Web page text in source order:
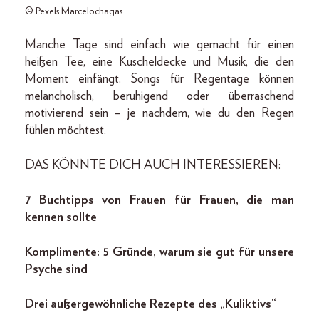
© Pexels Marcelochagas
Manche Tage sind einfach wie gemacht für einen
heißen Tee, eine Kuscheldecke und Musik, die den
Moment einfängt. Songs für Regentage können
melancholisch, beruhigend oder überraschend
motivierend sein – je nachdem, wie du den Regen
fühlen möchtest.
DAS KÖNNTE DICH AUCH INTERESSIEREN:
7 Buchtipps von Frauen für Frauen, die man
kennen sollte
Komplimente: 5 Gründe, warum sie gut für unsere
Psyche sind
Drei außergewöhnliche Rezepte des „Kuliktivs“